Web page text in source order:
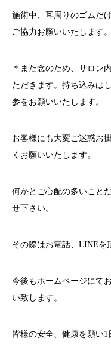
施術中、耳周りのゴムだ
ご協力お願いいたします。
＊また念のため、サロン
ただきます。持ち込みは
参をお願いいたします。
お客様にも大変ご迷惑お
くお願いいたします。
何かとご心配の多いこと
せ下さい。
その際はお電話、 LINEを
今後もホームページにて
い致します。
皆様の安全、健康を願い1